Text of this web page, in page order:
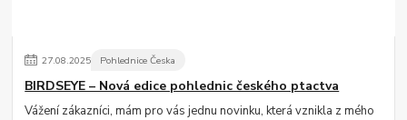
27.08.2025 Pohlednice Česka
BIRDSEYE – Nová edice pohlednic českého ptactva
Vážení zákazníci, mám pro vás jednu novinku, která vznikla z mého